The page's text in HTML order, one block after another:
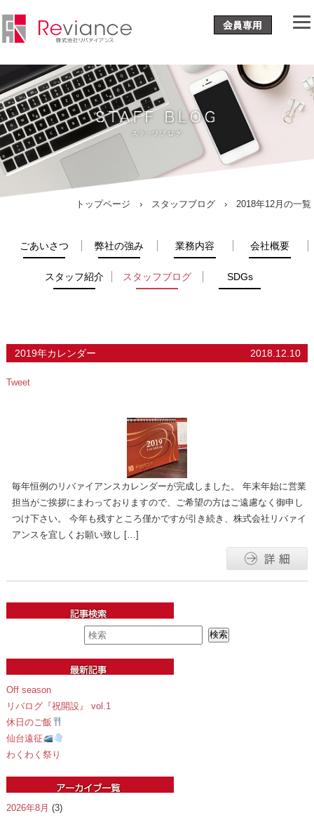
トップページ › スタッフブログ› 2018年12月の一覧
ごあいさつ 弊社の強み 業務内容 会社概要
スタッフ紹介 スタッフブログ SDGs
2019年カレンダー 2018.12.10
Tweet
毎年恒例のリバァイアンスカレンダーが完成しました。 年末年始に営業
担当がご挨拶にまわっておりますので、ご希望の方はご遠慮なく御申し
つけ下さい。 今年も残すところ僅かですが引き続き、株式会社リバァイ
アンスを宜しくお願い致し […]
Off season
リバログ『祝開設』 vol.1
休日のご飯
仙台遠征
わくわく祭り
2026年8月 (3)